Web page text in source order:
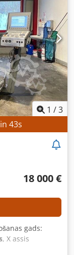
mm
360°
mm Darba
svars: 800
14 H12 /
DETAĻAS
grozāmā
integrēta 1 /3
41s
18 000 €
gads:
, X assis